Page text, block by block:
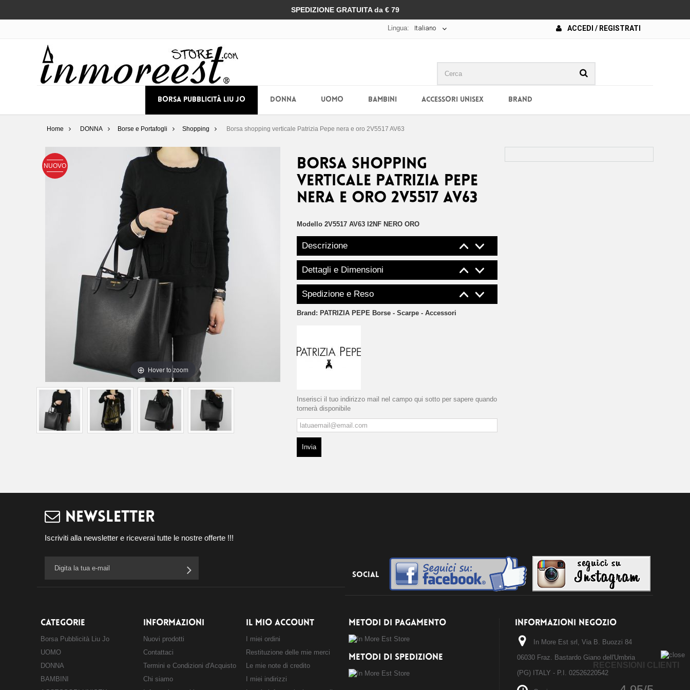
SPEDIZIONE GRATUITA da € 79
ACCEDI / REGISTRATI
Lingua: Italiano
BORSA PUBBLICITÀ LIU JO DONNA UOMO BAMBINI ACCESSORI UNISEX BRAND
Home DONNA Borse e Portafogli Shopping Borsa shopping verticale Patrizia Pepe nera e oro 2V5517 AV63
NUOVO
Hover to zoom
Borsa shopping
verticale Patrizia Pepe
nera e oro 2V5517 AV63
Modello 2V5517 AV63 I2NF NERO ORO
Descrizione
Dettagli e Dimensioni
Spedizione e Reso
Brand: PATRIZIA PEPE Borse - Scarpe - Accessori
Inserisci il tuo indirizzo mail nel campo qui sotto per sapere quando
tornerà disponibile
Invia
NEWSLETTER
Iscriviti alla newsletter e riceverai tutte le nostre offerte !!!
Social
CATEGORIE
Borsa Pubblicità Liu Jo
UOMO
DONNA
BAMBINI
INFORMAZIONI
Nuovi prodotti
Contattaci
Termini e Condizioni d'Acquisto
Chi siamo
IL MIO ACCOUNT
I miei ordini
Restituzione delle mie merci
Le mie note di credito
I miei indirizzi
METODI DI PAGAMENTO
METODI DI SPEDIZIONE
INFORMAZIONI NEGOZIO
In More Est srl, Via B. Buozzi 84
06030 Fraz. Bastardo Giano dell'Umbria
(PG) ITALY - P.I. 02526220542
RECENSIONI CLIENTI